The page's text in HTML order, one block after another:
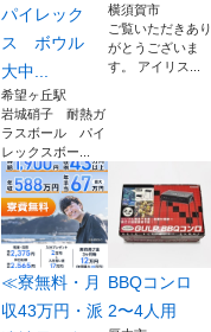
パイレック
ス ボウル
大中...
希望ヶ丘駅
岩城硝子 耐熱ガ
ラスボール パイ
レックスボー...
横須賀市
ご覧いただきあり
がとうございま
す。 アイリス...
≪寮無料・月
収43万円・派
BBQコンロ
2〜4人用